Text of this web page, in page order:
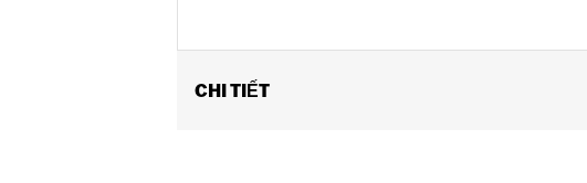
CHI TIẾT